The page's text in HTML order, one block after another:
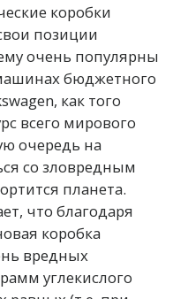
коробки
позиции
очень популярны
бюджетного
как того
всего мирового
очередь на
со зловредным
планета.
что благодаря
коробка
вредных
углекислого